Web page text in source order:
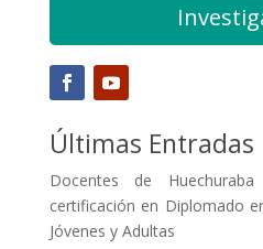
Últimas Entradas
Docentes de
certificación en Diplomado
Jóvenes y Adultas